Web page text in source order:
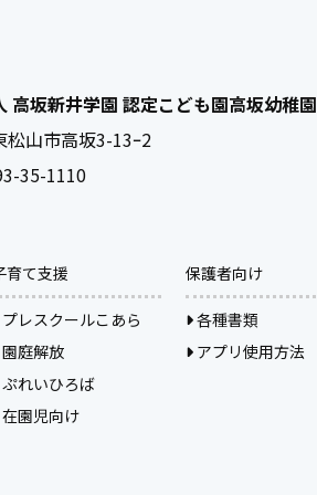
高坂新井学園 認定こども園高坂幼稚園
松山市高坂3-13ｰ2
35-1110
育て支援
プレスクールこあら
園庭解放
ぷれいひろば
在園児向け
保護者向け
各種書類
アプリ使用方法